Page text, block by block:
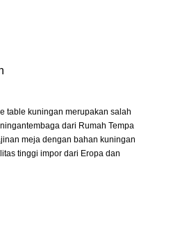
table kuningan merupakan salah
dari Rumah Tempa
meja dengan bahan kuningan
tinggi impor dari Eropa dan